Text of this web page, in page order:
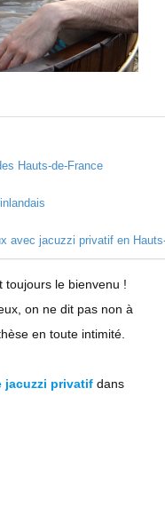
Hauts-de-France
avec jacuzzi privatif en
toujours le bienvenu !
on ne dit pas non à
en toute intimité.
jacuzzi privatif dans